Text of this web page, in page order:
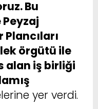
Bu
Plancıları
örgütü ile
alan iş birliği
yer verdi.